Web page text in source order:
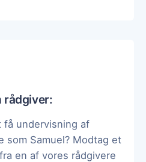
rådgiver:
få undervisning af
Samuel? Modtag et
en af vores rådgivere